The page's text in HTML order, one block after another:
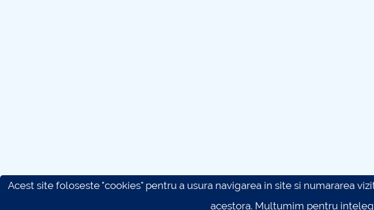
Acest site foloseste "cookies" pentru a usura navigarea in site si numararea
acestora. Multumim pentru